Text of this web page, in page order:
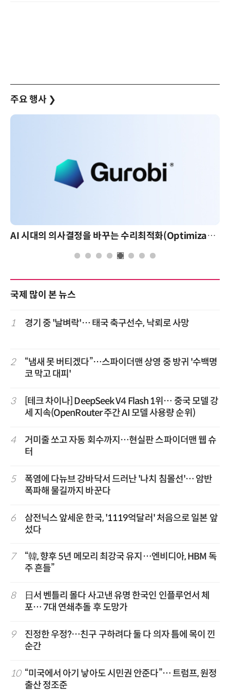
주요 행사 ❯
AI 시대의 의사결정을 바꾸는 수리최적화(Optimization): 실제 산업 적용 사례와 활용 전략
국제 많이 본 뉴스
1 경기 중 '날벼락'… 태국 축구선수, 낙뢰로 사망
2
“냄새 못 버티겠다”…스파이더맨 상영 중 방귀 '수백명
코 막고 대피'
3
[테크 차이나] DeepSeek V4 Flash 1위… 중국 모델 강
세 지속(OpenRouter 주간 AI 모델 사용량 순위)
4
거미줄 쏘고 자동 회수까지…현실판 스파이더맨 웹 슈
터
5
폭염에 다뉴브 강바닥서 드러난 '나치 침몰선'… 암반
폭파해 물길까지 바꾼다
6
삼전닉스 앞세운 한국, '1119억달러' 처음으로 일본 앞
섰다
7
“韓, 향후 5년 메모리 최강국 유지…엔비디아, HBM 독
주 흔들”
8
日서 벤틀리 몰다 사고낸 유명 한국인 인플루언서 체
포… 7대 연쇄추돌 후 도망가
9
진정한 우정?…친구 구하려다 둘 다 의자 틈에 목이 낀
순간
10 “미국에서 아기 낳아도 시민권 안준다”… 트럼프, 원정
출산 정조준